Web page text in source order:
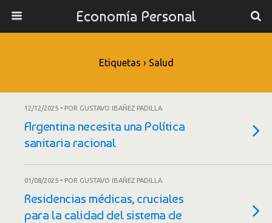
Economía Personal
Etiquetas › Salud
12/12/2025 • POR GUSTAVO IBAÑEZ PADILLA
Argentina necesita una Política
sanitaria racional
01/08/2025 • POR GUSTAVO IBAÑEZ PADILLA
Residencias médicas, cruciales
para la calidad del sistema de